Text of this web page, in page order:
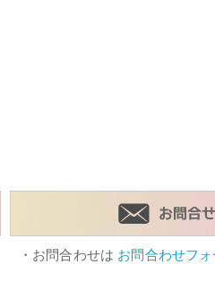
・お問合わせは お問合わせフォ